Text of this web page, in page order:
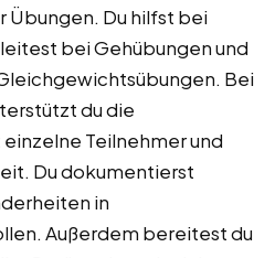
Übungen. Du hilfst bei
bei Gehübungen und
Bei
du die
Teilnehmer und
Du dokumentierst
in
Außerdem bereitest du